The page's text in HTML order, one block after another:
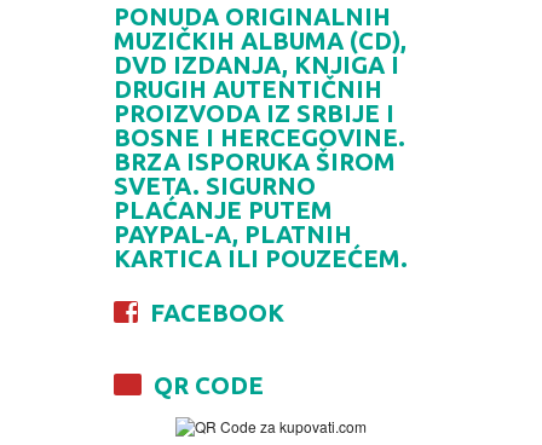
PONUDA ORIGINALNIH
MUZIČKIH ALBUMA (CD),
DVD IZDANJA, KNJIGA I
DRUGIH AUTENTIČNIH
PROIZVODA IZ SRBIJE I
BOSNE I HERCEGOVINE.
BRZA ISPORUKA ŠIROM
SVETA. SIGURNO
PLAĆANJE PUTEM
PAYPAL-A, PLATNIH
KARTICA ILI POUZEĆEM.
FACEBOOK
QR CODE